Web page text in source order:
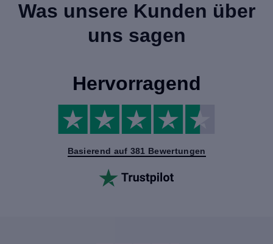
Was unsere Kunden über
uns sagen
Hervorragend
Basierend auf 381 Bewertungen